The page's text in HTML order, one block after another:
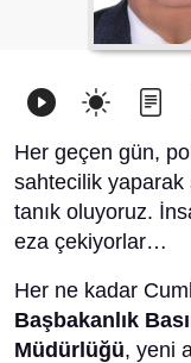
Her geçen gün,
sahtecilik yaparak
tanık oluyoruz.
eza çekiyorlar…
Her ne kadar
Başbakanlık
Müdürlüğü, yeni